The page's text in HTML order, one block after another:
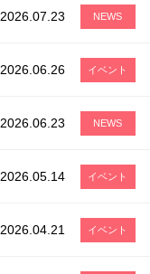
2026.07.23 NEWS
2026.06.26 イベント
2026.06.23 NEWS
2026.05.14 イベント
2026.04.21 イベント